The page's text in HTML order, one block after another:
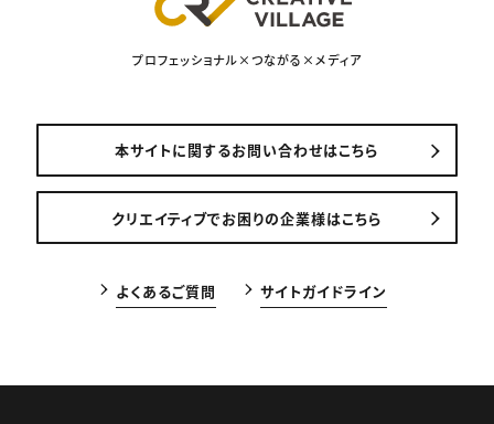
プロフェッショナル×つながる×メディア
本サイトに関するお問い合わせはこちら
クリエイティブでお困りの企業様はこちら
よくあるご質問 サイトガイドライン